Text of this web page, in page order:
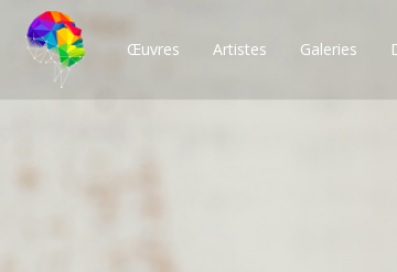
Œuvres Artistes Galeries